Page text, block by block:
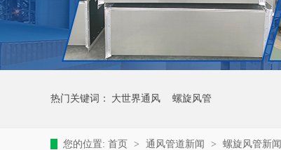
热门关键词： 大世界通风 螺旋风管
您的位置: 首页 > 通风管道新闻 > 螺旋风管新闻